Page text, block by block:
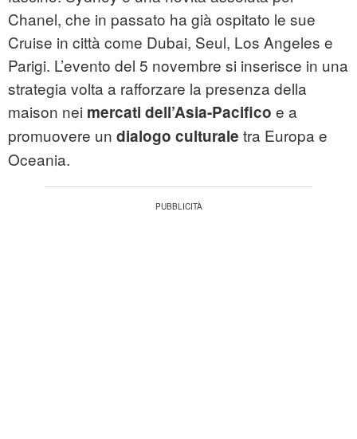
Chanel, che in passato ha già ospitato le sue
Cruise in città come Dubai, Seul, Los Angeles e
Parigi. L’evento del 5 novembre si inserisce in una
strategia volta a rafforzare la presenza della
maison nei mercati dell’Asia-Pacifico e a
promuovere un dialogo culturale tra Europa e
Oceania.